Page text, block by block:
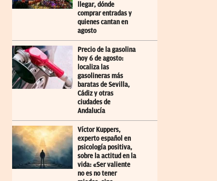
llegar, dónde
comprar entradas y
quienes cantan en
agosto
Precio de la gasolina
hoy 6 de agosto:
localiza las
gasolineras más
baratas de Sevilla,
Cádiz y otras
ciudades de
Andalucía
Víctor Kuppers,
experto español en
psicología positiva,
sobre la actitud en la
vida: «Ser valiente
no es no tener